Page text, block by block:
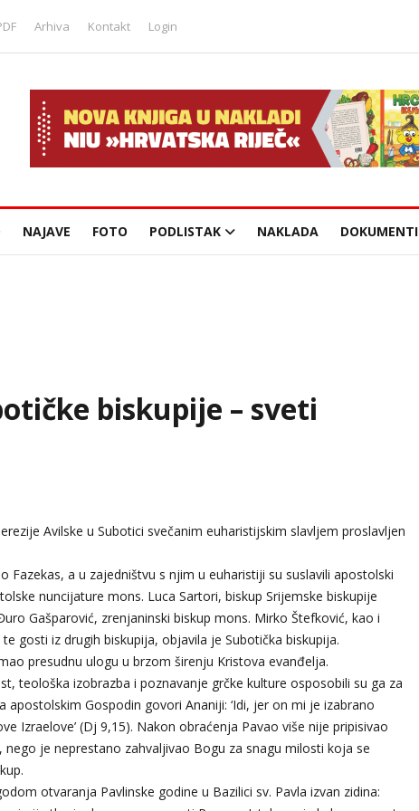
Arhiva Kontakt Login
NAJAVE FOTO PODLISTAK NAKLADA DOKUMENTI
biskupije – sveti
Avilske u Subotici svečanim euharistijskim slavljem proslavljen
Fazekas, a u zajedništvu s njim u euharistiji su suslavili apostolski
nuncijature mons. Luca Sartori, biskup Srijemske biskupije
Gašparović, zrenjaninski biskup mons. Mirko Štefković, kao i
gosti iz drugih biskupija, objavila je Subotička biskupija.
presudnu ulogu u brzom širenju Kristova evanđelja.
teološka izobrazba i poznavanje grčke kulture osposobili su ga za
Gospodin govori Ananiji: ‘Idi, jer on mi je izabrano
Izraelove’ (Dj 9,15). Nakon obraćenja Pavao više nije pripisivao
je neprestano zahvaljivao Bogu za snagu milosti koja se
otvaranja Pavlinske godine u Bazilici sv. Pavla izvan zidina: